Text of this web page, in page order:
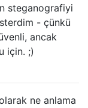
steganografiyi
- çünkü
ancak
için. ;)
ne anlama